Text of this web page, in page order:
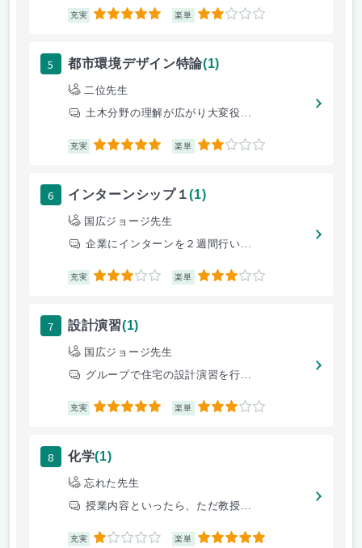
充実 5 楽単 2
5 都市環境デザイン特論(1)
二位先生
土木分野の理解が広がり大変役...
充実 5 楽単 2
6 インターンシップ１(1)
国広ジョージ先生
企業にインターンを２週間行い...
充実 3 楽単 3
7 設計演習(1)
国広ジョージ先生
グループで住宅の設計演習を行...
充実 5 楽単 3
8 化学(1)
忘れた先生
授業内容といったら、ただ教授...
充実 1 楽単 5